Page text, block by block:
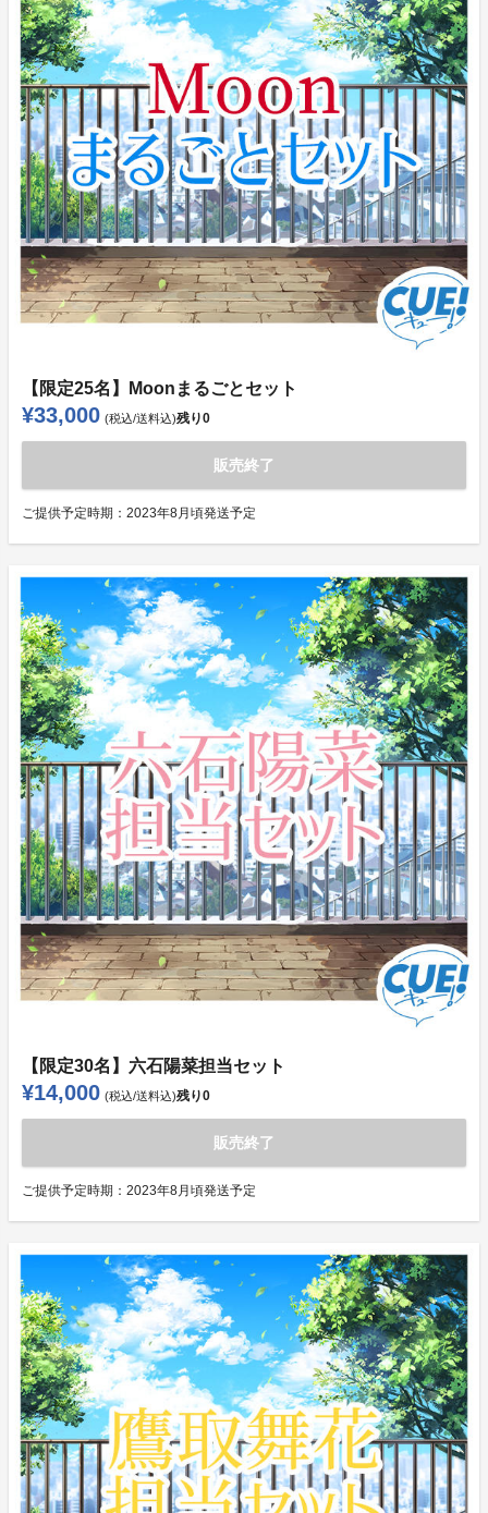
【限定25名】Moonまるごとセット
¥33,000 (税込/送料込)残り0
販売終了
ご提供予定時期： 2023年8月頃発送予定
【限定30名】六石陽菜担当セット
¥14,000 (税込/送料込)残り0
販売終了
ご提供予定時期： 2023年8月頃発送予定